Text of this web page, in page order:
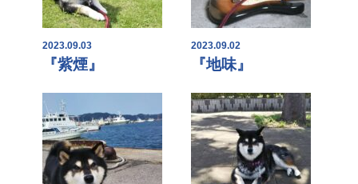
2023.09.03
『紫煙』
2023.09.02
『地味』